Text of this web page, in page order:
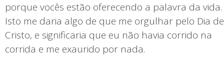
porque vocês estão oferecendo a palavra da vida.
Isto me daria algo de que me orgulhar pelo Dia de
Cristo, e significaria que eu não havia corrido na
corrida e me exaurido por nada.